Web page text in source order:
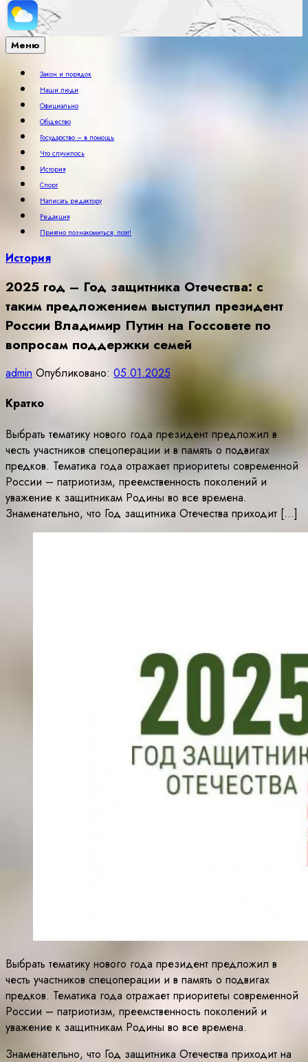
Меню
Закон и порядок
Наши люди
Официально
Общество
Государство – в помощь
Что случилось
История
Спорт
Написать редактору
Редакция
Приятно познакомиться, поэт!
История
2025 год – Год защитника Отечества: с
таким предложением выступил президент
России Владимир Путин на Госсовете по
вопросам поддержки семей
admin Опубликовано: 05.01.2025
Кратко
Выбрать тематику нового года президент предложил в
честь участников спецоперации и в память о подвигах
предков. Тематика года отражает приоритеты современной
России – патриотизм, преемственность поколений и
уважение к защитникам Родины во все времена.
Знаменательно, что Год защитника Отечества приходит […]
Выбрать тематику нового года президент предложил в
честь участников спецоперации и в память о подвигах
предков. Тематика года отражает приоритеты современной
России – патриотизм, преемственность поколений и
уважение к защитникам Родины во все времена.
Знаменательно, что Год защитника Отечества приходит на